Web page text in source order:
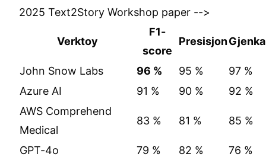
2025 Text2Story Workshop paper -->
Verktoy
F1-
score
Presisjon
John Snow Labs 96 % 95 %
97 %
Azure AI
91 % 90 %
92 %
AWS Comprehend
Medical
83 % 81 % 85 %
GPT-4o 79 % 82 %
76 %